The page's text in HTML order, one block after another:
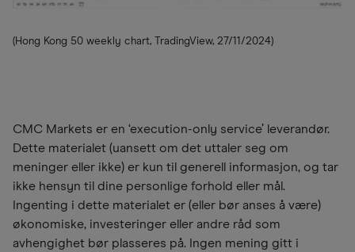
(Hong Kong 50 weekly chart, TradingView, 27/11/2024)
CMC Markets er en ‘execution-only service’ leverandør.
Dette materialet (uansett om det uttaler seg om
meninger eller ikke) er kun til generell informasjon, og tar
ikke hensyn til dine personlige forhold eller mål.
Ingenting i dette materialet er (eller bør anses å være)
økonomiske, investeringer eller andre råd som
avhengighet bør plasseres på. Ingen mening gitt i